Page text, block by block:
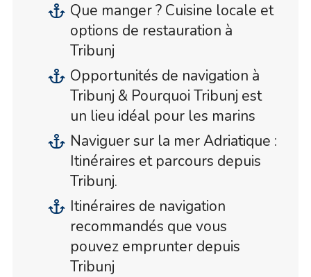
Que manger ? Cuisine locale et
options de restauration à
Tribunj
Opportunités de navigation à
Tribunj & Pourquoi Tribunj est
un lieu idéal pour les marins
Naviguer sur la mer Adriatique :
Itinéraires et parcours depuis
Tribunj.
Itinéraires de navigation
recommandés que vous
pouvez emprunter depuis
Tribunj